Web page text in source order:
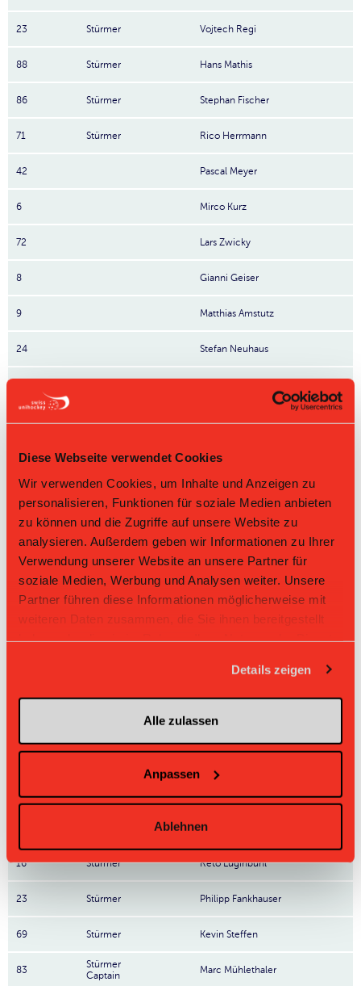
Diese Webseite verwendet Cookies
Wir verwenden Cookies, um Inhalte und Anzeigen zu
personalisieren, Funktionen für soziale Medien anbieten
zu können und die Zugriffe auf unsere Website zu
analysieren. Außerdem geben wir Informationen zu Ihrer
Verwendung unserer Website an unsere Partner für
soziale Medien, Werbung und Analysen weiter. Unsere
Partner führen diese Informationen möglicherweise mit
weiteren Daten zusammen, die Sie ihnen bereitgestellt
Details zeigen
Alle zulassen
Anpassen
Ablehnen
23 Stürmer Vojtech Regi
88 Stürmer Hans Mathis
86 Stürmer Stephan Fischer
71 Stürmer Rico Herrmann
42 Pascal Meyer
6 Mirco Kurz
72 Lars Zwicky
8 Gianni Geiser
9 Matthias Amstutz
24 Stefan Neuhaus
15 Daniel Fausch
27 Claudio Nold
Nr: Nummer
Aufstellung SV Wiler-Ersigen II
Nr Position Spielername
37 Goalie Niklaus Steck
5 Verteidiger Matthias Althaus
Olivier Hirschi
24
14
Adrian Schiffmann
16 Stürmer Reto Luginbühl
23 Stürmer Philipp Fankhauser
69 Stürmer Kevin Steffen
83
Stürmer
Captain
Marc Mühlethaler